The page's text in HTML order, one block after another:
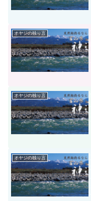
オヤジの独り言
オヤジの独り言
オヤジの独り言